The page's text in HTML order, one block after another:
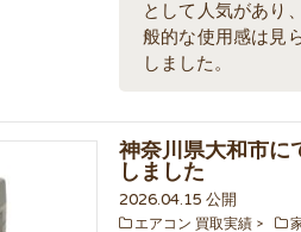
として人気があり
般的な使用感は見
しました。
神奈川県大和市に
しました
2026.04.15 公開
エアコン 買取実績